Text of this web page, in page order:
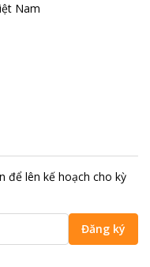
Nam
để lên kế hoạch cho kỳ
Đăng ký